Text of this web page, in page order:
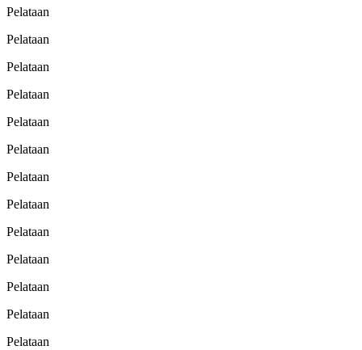
Pelataan
Pelataan
Pelataan
Pelataan
Pelataan
Pelataan
Pelataan
Pelataan
Pelataan
Pelataan
Pelataan
Pelataan
Pelataan